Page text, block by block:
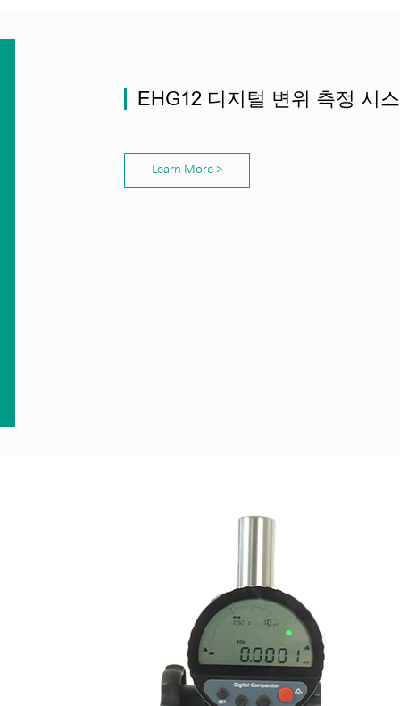
EHG12 디지털 변위 측정 시
Learn More >